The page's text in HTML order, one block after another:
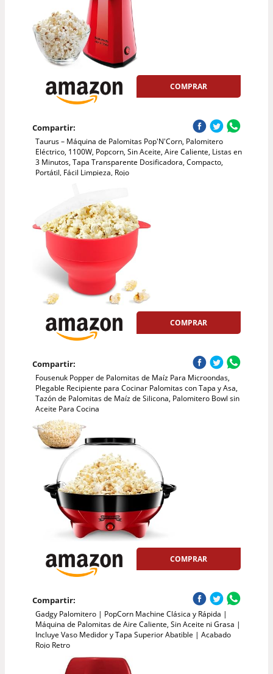
COMPRAR
Compartir:
Taurus – Máquina de Palomitas Pop'N'Corn, Palomitero
Eléctrico, 1100W, Popcorn, Sin Aceite, Aire Caliente, Listas en
3 Minutos, Tapa Transparente Dosificadora, Compacto,
Portátil, Fácil Limpieza, Rojo
COMPRAR
Compartir:
Fousenuk Popper de Palomitas de Maíz Para Microondas,
Plegable Recipiente para Cocinar Palomitas con Tapa y Asa,
Tazón de Palomitas de Maíz de Silicona, Palomitero Bowl sin
Aceite Para Cocina
COMPRAR
Compartir:
Gadgy Palomitero | PopCorn Machine Clásica y Rápida |
Máquina de Palomitas de Aire Caliente, Sin Aceite ni Grasa |
Incluye Vaso Medidor y Tapa Superior Abatible | Acabado
Rojo Retro